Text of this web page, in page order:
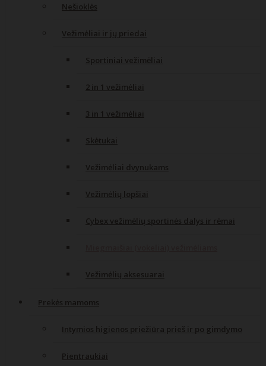
Nešioklės
Vežimėliai ir jų priedai
Sportiniai vežimėliai
2 in 1 vežimėliai
3 in 1 vežimėliai
Skėtukai
Vežimėliai dvynukams
Vežimėlių lopšiai
Cybex vežimėlių sportinės dalys ir rėmai
Vežimėlių aksesuarai
Prekės mamoms
Intymios higienos priežiūra prieš ir po gimdymo
Pientraukiai